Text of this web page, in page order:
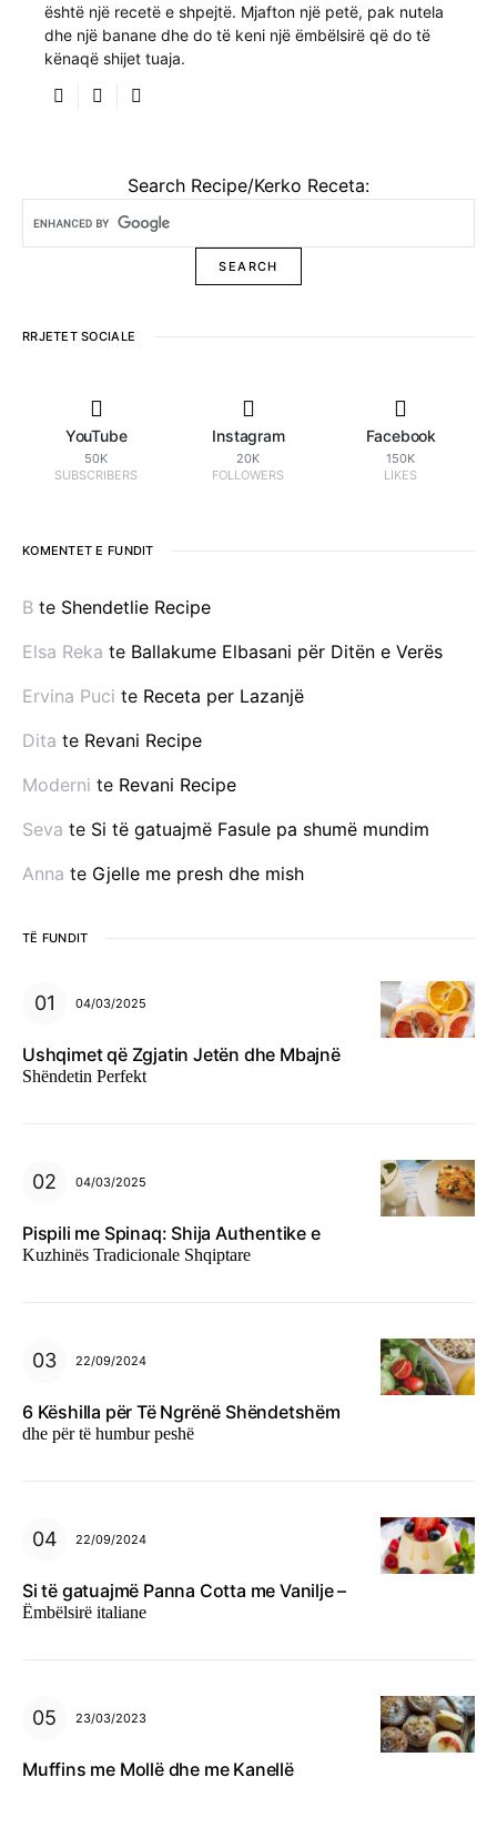
është një recetë e shpejtë. Mjafton një petë, pak nutela
dhe një banane dhe do të keni një ëmbëlsirë që do të
kënaqë shijet tuaja.
Search Recipe/Kerko Receta:
RRJETET SOCIALE
YouTube
50K
SUBSCRIBERS
Instagram
20K
FOLLOWERS
Facebook
150K
LIKES
KOMENTET E FUNDIT
B te Shendetlie Recipe
Elsa Reka te Ballakume Elbasani për Ditën e Verës
Ervina Puci te Receta per Lazanjë
Dita te Revani Recipe
Moderni te Revani Recipe
Seva te Si të gatuajmë Fasule pa shumë mundim
Anna te Gjelle me presh dhe mish
TË FUNDIT
04/03/2025
Ushqimet që Zgjatin Jetën dhe Mbajnë
Shëndetin Perfekt
04/03/2025
Pispili me Spinaq: Shija Authentike e
Kuzhinës Tradicionale Shqiptare
22/09/2024
6 Këshilla për Të Ngrënë Shëndetshëm
dhe për të humbur peshë
22/09/2024
Si të gatuajmë Panna Cotta me Vanilje –
Ëmbëlsirë italiane
23/03/2023
Muffins me Mollë dhe me Kanellë